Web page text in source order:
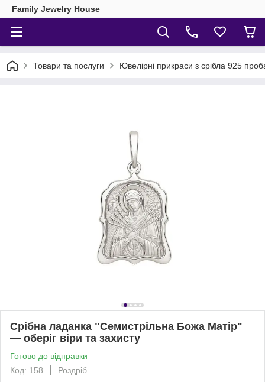
Family Jewelry House
Товари та послуги Ювелірні прикраси з срібла 925
Срібна ладанка "Семистрільна Божа Матір"
— оберіг віри та захисту
Готово до відправки
Код: 158
Роздріб